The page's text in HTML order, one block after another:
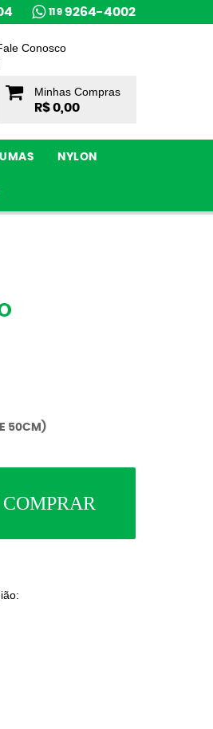
11 9 9264-4002
Conosco
Minhas Compras
R$ 0,00
NYLON
50CM)
COMPRAR